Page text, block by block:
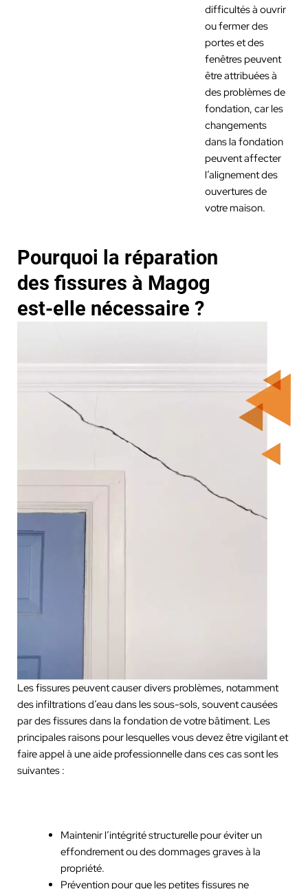
difficultés à ouvrir
ou fermer des
portes et des
fenêtres peuvent
être attribuées à
des problèmes de
fondation, car les
changements
dans la fondation
peuvent affecter
l’alignement des
ouvertures de
votre maison.
Pourquoi la réparation
des fissures à Magog
est-elle nécessaire ?
Les fissures peuvent causer divers problèmes, notamment
des infiltrations d’eau dans les sous-sols, souvent causées
par des fissures dans la fondation de votre bâtiment. Les
principales raisons pour lesquelles vous devez être vigilant et
faire appel à une aide professionnelle dans ces cas sont les
suivantes :
Maintenir l’intégrité structurelle pour éviter un
effondrement ou des dommages graves à la
propriété.
Prévention pour que les petites fissures ne